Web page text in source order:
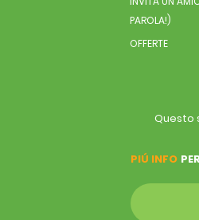
PAROLA!)
OFFERTE
Questo
PIÚ INFO